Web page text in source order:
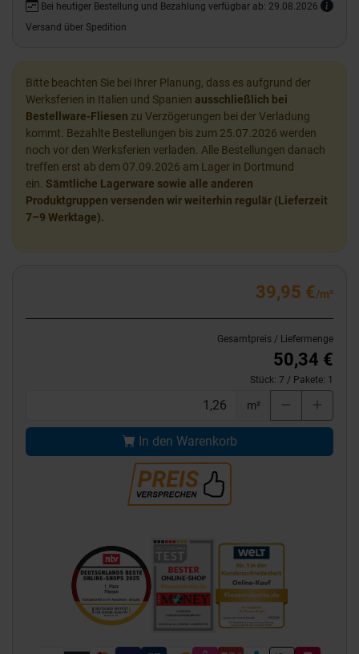
Bei heutiger Bestellung und Bezahlung verfügbar ab: 29.08.2026
Versand über Spedition
Bitte beachten Sie bei Ihrer Planung, dass es aufgrund der
Werksferien in Italien und Spanien ausschließlich bei
Bestellware-Fliesen zu Verzögerungen bei der Verladung
kommt. Bezahlte Bestellungen bis zum 25.07.2026 werden
noch vor den Werksferien verladen. Alle Bestellungen danach
treffen erst ab dem 07.09.2026 am Lager in Dortmund
ein. Sämtliche Lagerware sowie alle anderen
Produktgruppen versenden wir weiterhin regulär (Lieferzeit
7–9 Werktage).
39,95 €/m²
Gesamtpreis / Liefermenge
50,34 €
Stück: 7 / Pakete: 1
m²
In den Warenkorb